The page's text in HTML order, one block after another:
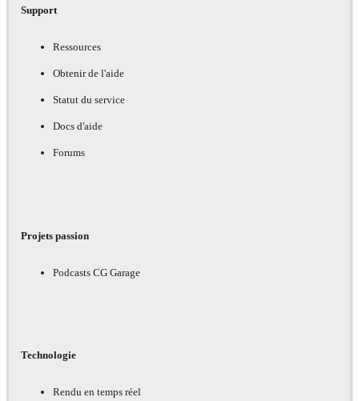
Support
Ressources
Obtenir de l'aide
Statut du service
Docs d'aide
Forums
Projets passion
Podcasts CG Garage
Technologie
Rendu en temps réel